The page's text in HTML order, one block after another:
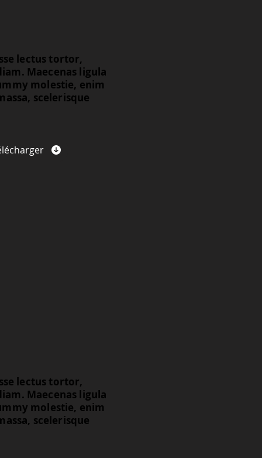
lectus tortor,
Maecenas ligula
molestie, enim
scelerisque
lectus tortor,
Maecenas ligula
molestie, enim
scelerisque